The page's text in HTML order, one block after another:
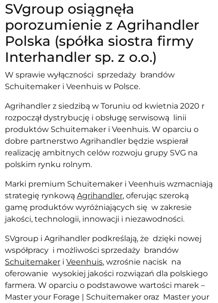
SVgroup osiągnęła
porozumienie z Agrihandler
Polska (spółka siostra firmy
Interhandler sp. z o.o.)
W sprawie wyłączności sprzedaży brandów
Schuitemaker i Veenhuis w Polsce.
Agrihandler z siedzibą w Toruniu od kwietnia 2020 r
rozpoczął dystrybucję i obsługę serwisową linii
produktów Schuitemaker i Veenhuis. W oparciu o
dobre partnerstwo Agrihandler będzie wspierał
realizację ambitnych celów rozwoju grupy SVG na
polskim rynku rolnym.
Marki premium Schuitemaker i Veenhuis wzmacniają
strategię rynkową Agrihandler, oferując szeroką
gamę produktów wyróżniających się w zakresie
jakości, technologii, innowacji i niezawodności.
SVgroup i Agrihandler podkreślają, że dzięki nowej
współpracy i możliwości sprzedaży brandów
Schuitemaker i Veenhuis, wzrośnie nacisk na
oferowanie wysokiej jakości rozwiązań dla polskiego
farmera. W oparciu o podstawowe wartości marek –
Master your Forage | Schuitemaker oraz Master your